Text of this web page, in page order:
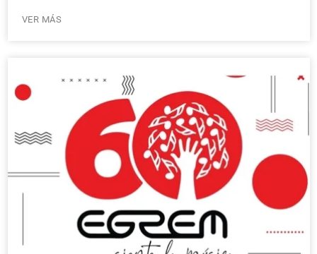
VER MÁS